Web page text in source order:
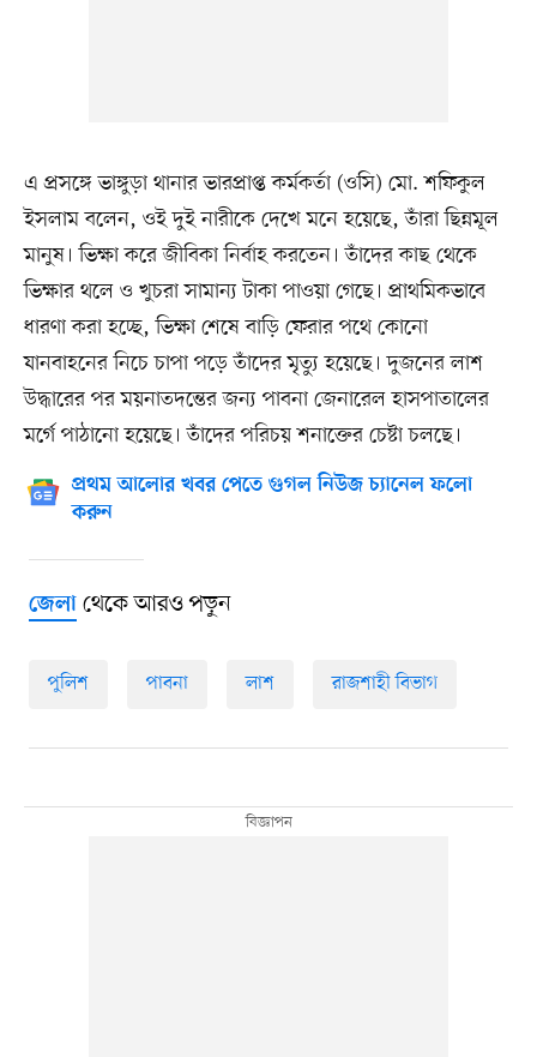
এ প্রসঙ্গে ভাঙ্গুড়া থানার ভারপ্রাপ্ত কর্মকর্তা (ওসি) মো. শফিকুল
ইসলাম বলেন, ওই দুই নারীকে দেখে মনে হয়েছে, তাঁরা ছিন্নমূল
মানুষ। ভিক্ষা করে জীবিকা নির্বাহ করতেন। তাঁদের কাছ থেকে
ভিক্ষার থলে ও খুচরা সামান্য টাকা পাওয়া গেছে। প্রাথমিকভাবে
ধারণা করা হচ্ছে, ভিক্ষা শেষে বাড়ি ফেরার পথে কোনো
যানবাহনের নিচে চাপা পড়ে তাঁদের মৃত্যু হয়েছে। দুজনের লাশ
উদ্ধারের পর ময়নাতদন্তের জন্য পাবনা জেনারেল হাসপাতালের
মর্গে পাঠানো হয়েছে। তাঁদের পরিচয় শনাক্তের চেষ্টা চলছে।
প্রথম আলোর খবর পেতে গুগল নিউজ চ্যানেল ফলো
করুন
জেলাথেকে আরও পড়ুন
পুলিশ পাবনা লাশ রাজশাহী বিভাগ